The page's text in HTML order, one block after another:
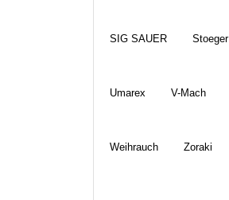
SIG SAUER Stoeger
Umarex V-Mach
Weihrauch Zoraki